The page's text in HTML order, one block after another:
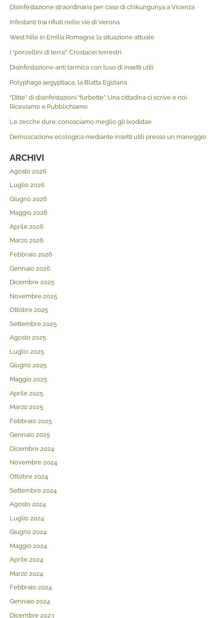
Disinfestazione straordinaria per caso di chikungunya a Vicenza
Infestanti trai rifiuti nelle vie di Verona
West Nile in Emilia Romagna: la situazione attuale
I “porcellini di terra”: Crostacei terrestri
Disinfestazione anti tarmica con l’uso di insetti utili
Polyphaga aegyptiaca, la Blatta Egiziana
“Ditte” di disinfestazioni “furbette”. Una cittadina ci scrive e noi
Riceviamo e Pubblichiamo
Le zecche dure: conosciamo meglio gli Ixodidae
Demuscazione ecologica mediante insetti utili presso un maneggio
ARCHIVI
Agosto 2026
Luglio 2026
Giugno 2026
Maggio 2026
Aprile 2026
Marzo 2026
Febbraio 2026
Gennaio 2026
Dicembre 2025
Novembre 2025
Ottobre 2025
Settembre 2025
Agosto 2025
Luglio 2025
Giugno 2025
Maggio 2025
Aprile 2025
Marzo 2025
Febbraio 2025
Gennaio 2025
Dicembre 2024
Novembre 2024
Ottobre 2024
Settembre 2024
Agosto 2024
Luglio 2024
Giugno 2024
Maggio 2024
Aprile 2024
Marzo 2024
Febbraio 2024
Gennaio 2024
Dicembre 2023